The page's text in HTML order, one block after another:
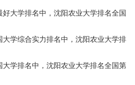
好大学排名中，沈阳农业大学排名全国
学综合实力排名中，沈阳农业大学排
学排名中，沈阳农业大学排名全国第